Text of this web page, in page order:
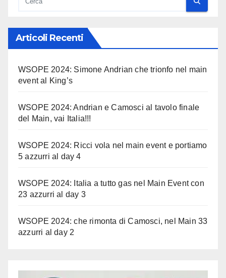
Articoli Recenti
WSOPE 2024: Simone Andrian che trionfo nel main
event al King’s
WSOPE 2024: Andrian e Camosci al tavolo finale
del Main, vai Italia!!!
WSOPE 2024: Ricci vola nel main event e portiamo
5 azzurri al day 4
WSOPE 2024: Italia a tutto gas nel Main Event con
23 azzurri al day 3
WSOPE 2024: che rimonta di Camosci, nel Main 33
azzurri al day 2